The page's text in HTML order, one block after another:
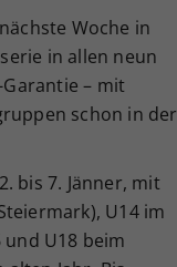
Woche in
in allen neun
– mit
schon in der
bis 7. Jänner, mit
U14 im
U18 beim